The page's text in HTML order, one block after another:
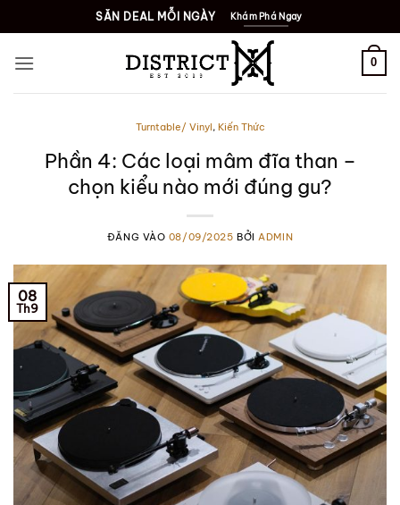
qua
nội
SĂN DEAL MỖI NGÀY Khám Phá Ngay
0
Turntable/ Vinyl, Kiến Thức
Phần 4: Các loại mâm đĩa than –
chọn kiểu nào mới đúng gu?
ĐĂNG VÀO 08/09/2025 BỞI ADMIN
08
Th9